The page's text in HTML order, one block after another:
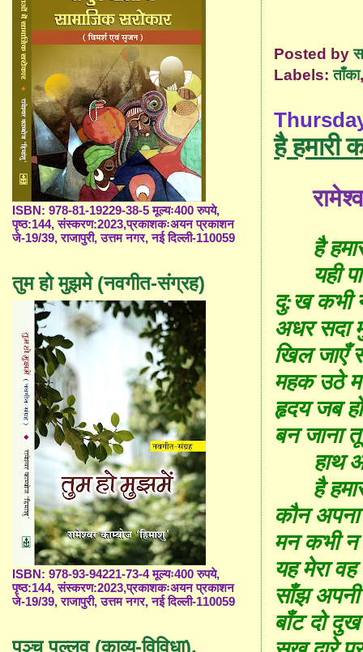
Posted by
Labels:ताँका
है हमारी
है
यही
दु:ख कभी
अधर सदा
खिल जाएँ
महक उठे
हृदय जब
बन जाना
हाथ
है
कौन अपना
मन कभी न
यह मेरा वह
साँझ
बाँट दो
ISBN: 978-81-19229-38-5 मूल्यः400 रुपये,
पृष्ठ:144, संस्करण:2023,प्रकाशकःअयन प्रकाशन
जे-19/39, राजापुरी, उत्तम नगर, नई दिल्ली-110059
तुम हो मुझमे (नवगीत-संग्रह)
ISBN: 978-93-94221-73-4 मूल्यः400 रुपये,
पृष्ठ:144, संस्करण:2023,प्रकाशकःअयन प्रकाशन
जे-19/39, राजापुरी, उत्तम नगर, नई दिल्ली-110059
पञ्च पल्लव (काव्य-विविधा),